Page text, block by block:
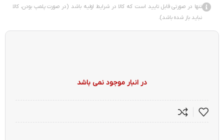
تنها در صورتی قابل تایید است که کالا در شرایط اولیه باشد (در صورت پلمپ بودن، کالا
نباید باز شده باشد).
در انبار موجود نمی باشد